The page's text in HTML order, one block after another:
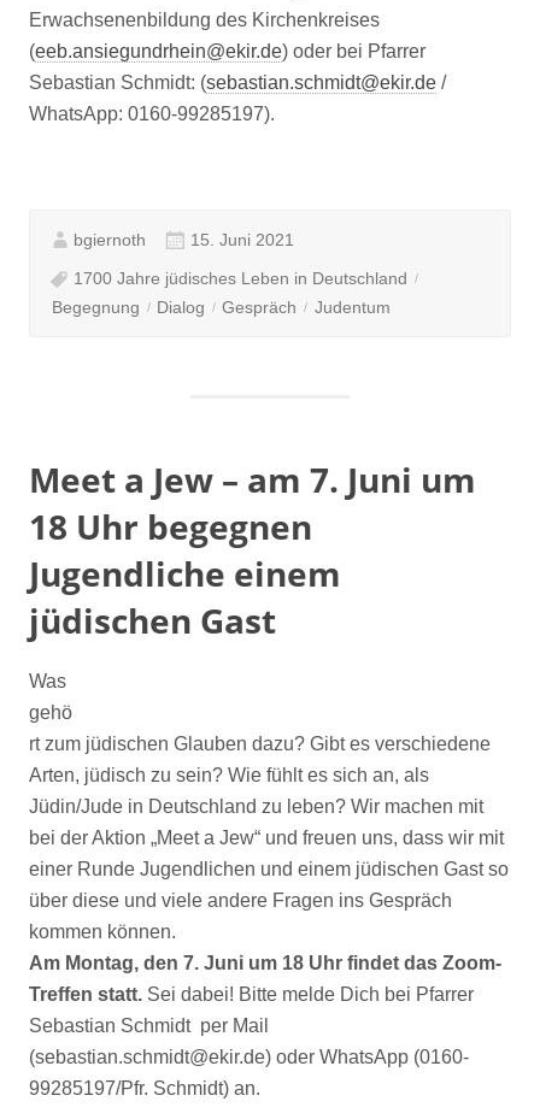
Erwachsenenbildung des Kirchenkreises
(eeb.ansiegundrhein@ekir.de) oder bei Pfarrer
Sebastian Schmidt: (sebastian.schmidt@ekir.de /
WhatsApp: 0160-99285197).
bgiernoth 15. Juni 2021
1700 Jahre jüdisches Leben in Deutschland
Begegnung
Dialog Gespräch Judentum
Meet a Jew – am 7. Juni um
18 Uhr begegnen
Jugendliche einem
jüdischen Gast
Was
gehö
rt zum jüdischen Glauben dazu? Gibt es verschiedene
Arten, jüdisch zu sein? Wie fühlt es sich an, als
Jüdin/Jude in Deutschland zu leben? Wir machen mit
bei der Aktion „Meet a Jew“ und freuen uns, dass wir mit
einer Runde Jugendlichen und einem jüdischen Gast so
über diese und viele andere Fragen ins Gespräch
kommen können.
Am Montag, den 7. Juni um 18 Uhr findet das Zoom-
Treffen statt. Sei dabei! Bitte melde Dich bei Pfarrer
Sebastian Schmidt per Mail
(sebastian.schmidt@ekir.de) oder WhatsApp (0160-
99285197/Pfr. Schmidt) an.